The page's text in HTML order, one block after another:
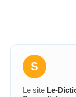
S
Le site Le-